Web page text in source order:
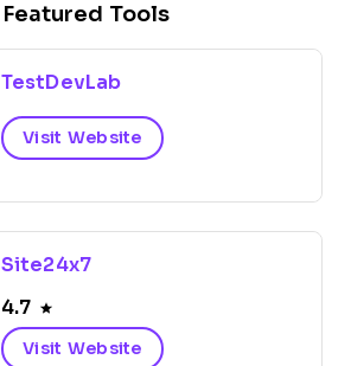
Featured Tools
TestDevLab
Visit Website
Site24x7
4.7
Visit Website